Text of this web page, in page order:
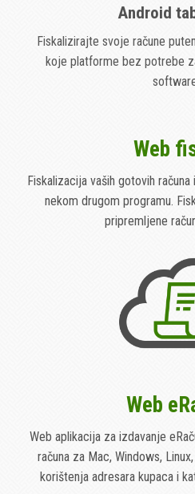
Android
Fiskalizirajte svoje račune
koje platforme bez potrebe
Web
Fiskalizacija vaših gotovih
nekom drugom programu.
pripremljene
Web
Web aplikacija za izdavanje
računa za Mac, Windows,
korištenja adresara kupaca i